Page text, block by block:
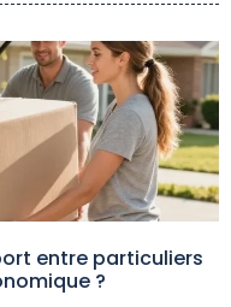
entre particuliers
?